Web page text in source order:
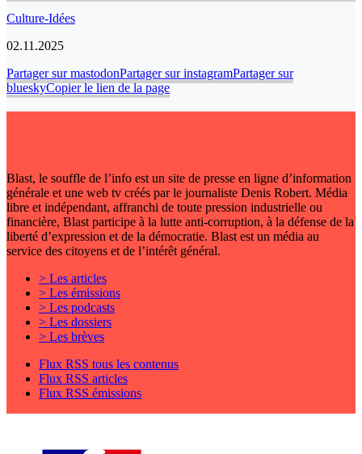
Culture-Idées
02.11.2025
Partager sur mastodonPartager sur instagramPartager sur
blueskyCopier le lien de la page
Blast, le souffle de l’info est un site de presse en ligne d’information
générale et une web tv créés par le journaliste Denis Robert. Média
libre et indépendant, affranchi de toute pression industrielle ou
financière, Blast participe à la lutte anti-corruption, à la défense de la
liberté d’expression et de la démocratie. Blast est un média au
service des citoyens et de l’intérêt général.
> Les articles
> Les émissions
> Les podcasts
> Les dossiers
> Les brèves
Flux RSS tous les contenus
Flux RSS articles
Flux RSS émissions